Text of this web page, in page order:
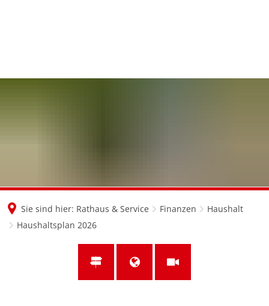
de
Sie sind hier: Rathaus & Service Finanzen
Haushalt
Haushaltsplan 2026